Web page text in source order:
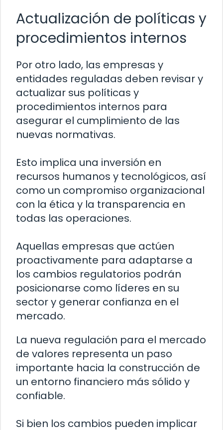
Actualización de políticas y
procedimientos internos
Por otro lado, las empresas y
entidades reguladas deben revisar y
actualizar sus políticas y
procedimientos internos para
asegurar el cumplimiento de las
nuevas normativas.
Esto implica una inversión en
recursos humanos y tecnológicos, así
como un compromiso organizacional
con la ética y la transparencia en
todas las operaciones.
Aquellas empresas que actúen
proactivamente para adaptarse a
los cambios regulatorios podrán
posicionarse como líderes en su
sector y generar confianza en el
mercado.
La nueva regulación para el mercado
de valores representa un paso
importante hacia la construcción de
un entorno financiero más sólido y
confiable.
Si bien los cambios pueden implicar